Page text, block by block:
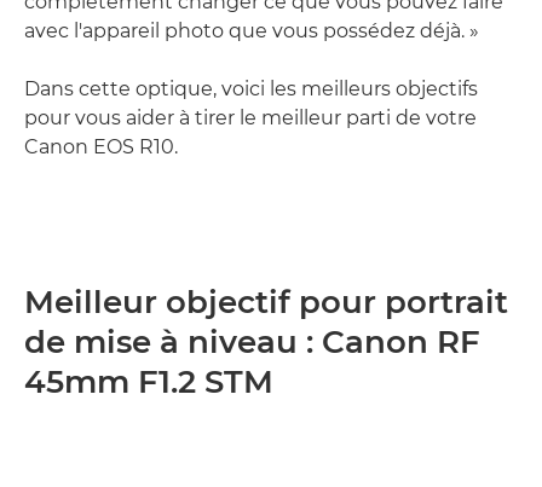
avec l'appareil photo que vous possédez déjà. »
Dans cette optique, voici les meilleurs objectifs
pour vous aider à tirer le meilleur parti de votre
Canon EOS R10.
Meilleur objectif pour portrait
de mise à niveau : Canon RF
45mm F1.2 STM